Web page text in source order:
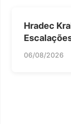
Hradec
06/08/2026